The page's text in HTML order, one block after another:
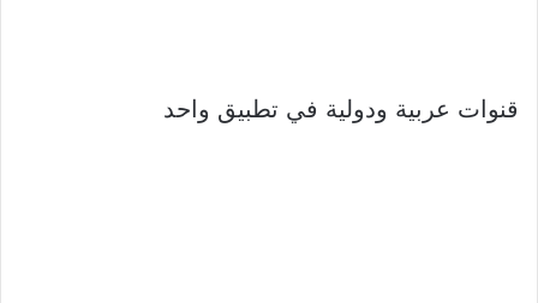
قنوات عربية ودولية في تطبيق واحد